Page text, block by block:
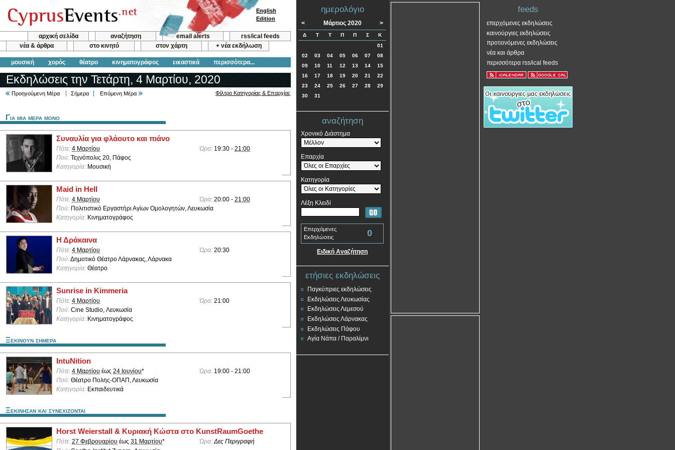
αρχική σελίδα αναζήτηση email alerts
rss/ical feeds
νέα & άρθρα
στο κινητό στον χάρτη + νέα εκδήλωση
μουσική χορός θέατρο κινηματογράφος εικαστικά περισσότερα...
English
Edition
Εκδηλώσεις την Τετάρτη, 4 Μαρτίου, 2020
Προηγούμενη Μέρα Σήμερα Επόμενη Μέρα Φίλτρο Κατηγορίας & Επαρχίας
Για μια μερα μονο
Συναυλία για φλάουτο και πιάνο
Πότε: 4 Μαρτίου Ώρα: 19:30 - 21:00
Πού: Τεχνόπολις 20, Πάφος
Κατηγορία: Μουσική
Maid in Hell
Πότε: 4 Μαρτίου Ώρα: 20:00 - 21:00
Πού: Πολιτιστικό Εργαστήρι Αγίων Ομολογητών, Λευκωσία
Κατηγορία: Κινηματογράφος
Η Δράκαινα
Πότε: 4 Μαρτίου Ώρα: 20:30
Πού:Δημοτικό Θέατρο Λάρνακας, Λάρνακα
Κατηγορία: Θέατρο
Sunrise in Kimmeria
Πότε: 4 Μαρτίου Ώρα: 21:00
Πού: Cine Studio, Λευκωσία
Κατηγορία: Κινηματογράφος
Ξεκινουν σημερα
IntuNition
Πότε: 4 Μαρτίου έως 24 Ιουνίου* Ώρα: 19:00 - 21:00
Πού: Θέατρο Πολης-ΟΠΑΠ, Λευκωσία
Κατηγορία: Εκπαιδευτικά
Ξεκινησαν και συνεχιζονται
Horst Weierstall & Κυριακή Κώστα στο KunstRaumGoethe
Πότε: 27 Φεβρουαρίου έως 31 Μαρτίου* Ώρα:Δες Περιγραφή
ημερολόγιο
< Μάρτιος 2020 >
Δ Τ Τ Π Π Σ
Κ
01
02
03 04 05 06 07
08
09
10 11 12 13 14
15
16
17 18 19 20 21
22
23
24 25 26 27 28
29
30
31
αναζήτηση
Χρονικό Διάστημα
Επαρχία
Κατηγορία
Λέξη Κλειδί
Επερχόμενες
Εκδηλώσεις
0
Ειδική Αναζήτηση
ετήσιες εκδηλώσεις
Παγκύπριες εκδηλώσεις
Εκδηλώσεις Λευκωσίας
Εκδηλώσεις Λεμεσού
Εκδηλώσεις Λάρνακας
Εκδηλώσεις Πάφου
Αγία Νάπα / Παραλίμνι
feeds
επερχόμενες εκδηλώσεις
καινούργιες εκδηλώσεις
προτεινόμενες εκδηλώσεις
νέα και άρθρα
περισσότερα rss/ical feeds